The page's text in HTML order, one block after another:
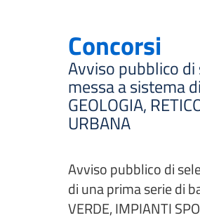
Concorsi
Avviso pubblico
messa a sistema
GEOLOGIA,
URBANA
Avviso pubblico di
di una prima serie di
VERDE, IMPIANTI